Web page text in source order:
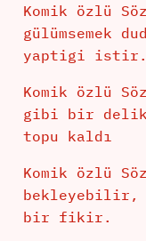
Komik özlü
gülümsemek
yaptigi istir.
Komik özlü
gibi bir
topu kaldı
Komik özlü
bekleyebilir,
bir fikir.